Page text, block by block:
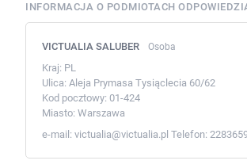
INFORMACJA O PODMIOTACH
VICTUALIA SALUBER Osoba
Kraj: PL
Ulica: Aleja Prymasa Tysiąclecia 60/62
Kod pocztowy: 01-424
Miasto: Warszawa
e-mail: victualia@victualia.pl Telefon: